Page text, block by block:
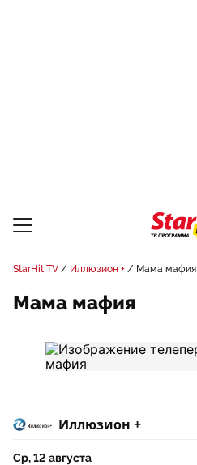
StarHit TV Иллюзион + Мама мафия
Мама мафия
Иллюзион +
Ср, 12 августа